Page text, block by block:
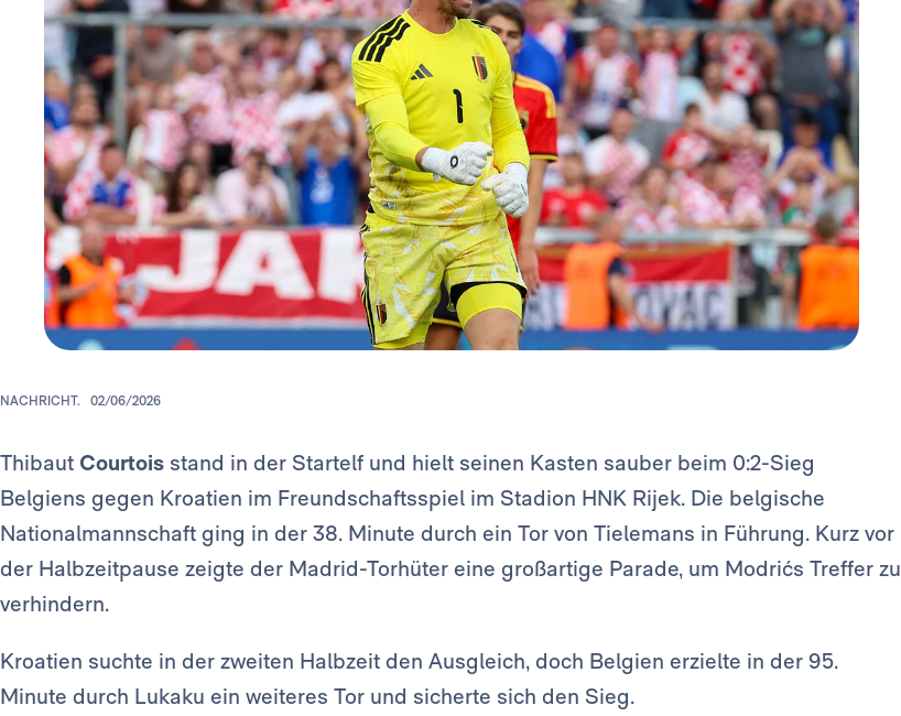
NACHRICHT. 02/06/2026
Thibaut Courtois stand in der Startelf und hielt seinen Kasten sauber beim 0:2-Sieg
Belgiens gegen Kroatien im Freundschaftsspiel im Stadion HNK Rijek. Die belgische
Nationalmannschaft ging in der 38. Minute durch ein Tor von Tielemans in Führung. Kurz vor
der Halbzeitpause zeigte der Madrid-Torhüter eine großartige Parade, um Modrićs Treffer zu
verhindern.
Kroatien suchte in der zweiten Halbzeit den Ausgleich, doch Belgien erzielte in der 95.
Minute durch Lukaku ein weiteres Tor und sicherte sich den Sieg.